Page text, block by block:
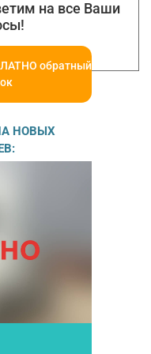
на все Ваши
обратный
НОВЫХ